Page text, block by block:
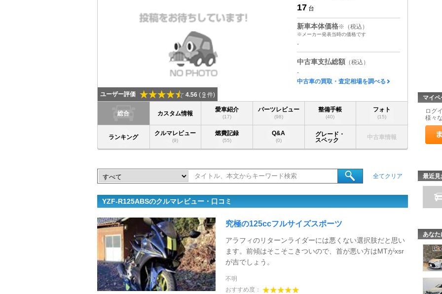
ユーザー評価 4.56 ( 9 件)
17 台
新車本体価格※（税込）
※メーカー発表当時の価格です
-
中古車支払総額 （税込）
-
中古車の買取・査定相場を調べる
総合 カスタム情報
愛車紹介
(17)
パーツレビュー
(98)
整備手帳
(40)
フォト
(15)
ランキング
クルマレビュー
(9)
燃費記録
(55)
Q&A
(0)
グレード・
スペック
中古車情報
全てクリア
YZF-R125ABSのクルマレビュー・口コミ
究極の125ccフルサイズスポーツ
アラフィのリターンライダーには悪くない選択肢だと思い
ます。前傾はそこそこきついので、首が悪い方はMTがxsr
が吉でしょう。
不明
おすすめ度：
マイ
ログ
様々
最近見
あなた